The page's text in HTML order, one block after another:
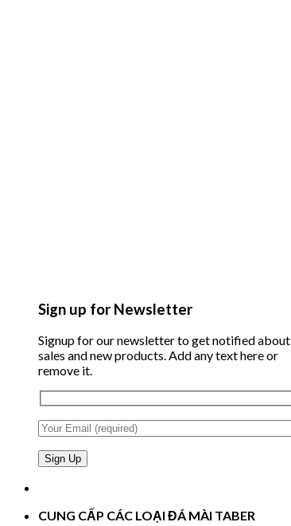
Sign up for Newsletter
Signup for our newsletter to get notified about
sales and new products. Add any text here or
remove it.
CUNG CẤP CÁC LOẠI ĐÁ MÀI TABER